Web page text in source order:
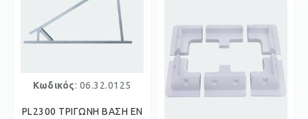
Κωδικός: 06.32.0125
PL2300 ΤΡΙΓΩΝΗ ΒΑΣΗ ΕΝ